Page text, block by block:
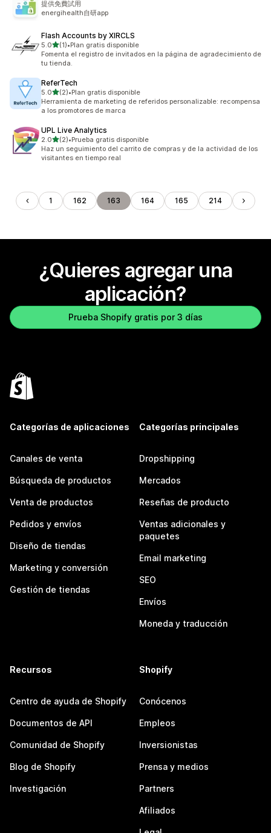
提供免費試用
energihealth自研app
Flash Accounts by XIRCLS
5.0de 5 estrellas
(1)
1 reseñas en total
•Plan gratis disponible
Fomenta el registro de invitados en la página de agradecimiento de
tu tienda.
ReferTech
5.0de 5 estrellas
(2)
2 reseñas en total
•Plan gratis disponible
Herramienta de marketing de referidos personalizable: recompensa
a los promotores de marca
UPL Live Analytics
2.0de 5 estrellas
(2)
2 reseñas en total
•Prueba gratis disponible
Haz un seguimiento del carrito de compras y de la actividad de los
visitantes en tiempo real
1 162 163 164 165 214
¿Quieres agregar una
aplicación?
Prueba Shopify gratis por 3 días
Categorías de aplicaciones
Canales de venta
Búsqueda de productos
Venta de productos
Pedidos y envíos
Diseño de tiendas
Marketing y conversión
Gestión de tiendas
Categorías principales
Dropshipping
Mercados
Reseñas de producto
Ventas adicionales y
paquetes
Email marketing
SEO
Envíos
Moneda y traducción
Recursos
Centro de ayuda de Shopify
Documentos de API
Comunidad de Shopify
Blog de Shopify
Investigación
Shopify
Conócenos
Empleos
Inversionistas
Prensa y medios
Partners
Afiliados